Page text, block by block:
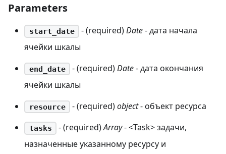
Parameters
start_date - (required)Date- дата начала
ячейки шкалы
end_date - (required)Date- дата окончания
ячейки шкалы
resource - (required)object- объект ресурса
tasks - (required)Array- <Task> задачи,
назначенные указанному ресурсу и